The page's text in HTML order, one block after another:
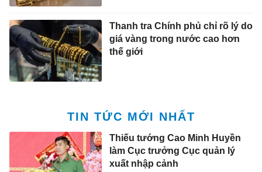
Thanh tra Chính phủ chỉ rõ lý do
giá vàng trong nước cao hơn
thế giới
TIN TỨC MỚI NHẤT
Thiếu tướng Cao Minh Huyền
làm Cục trưởng Cục quản lý
xuất nhập cảnh